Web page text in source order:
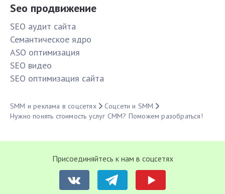
Seo продвижение
SЕО аудит сайта
Семантическое ядро
ASO оптимизация
SЕО видео
SЕО оптимизация сайта
SMM и реклама в соцсетях
Соцсети и SMM
Нужно понять стоимость услуг СММ? Поможем разобраться!
Присоединяйтесь к нам в соцсетях